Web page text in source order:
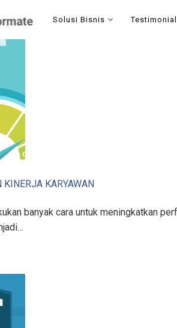
Solusi Bisnis Testimonial
KARYAWAN
banyak cara untuk meningkatkan